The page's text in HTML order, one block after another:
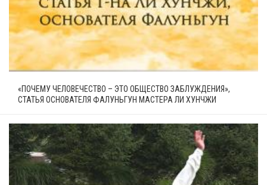
«ПОЧЕМУ ЧЕЛОВЕЧЕСТВО – ЭТО ОБЩЕСТВО ЗАБЛУЖДЕНИЯ»,
СТАТЬЯ ОСНОВАТЕЛЯ ФАЛУНЬГУН МАСТЕРА ЛИ ХУНЧЖИ